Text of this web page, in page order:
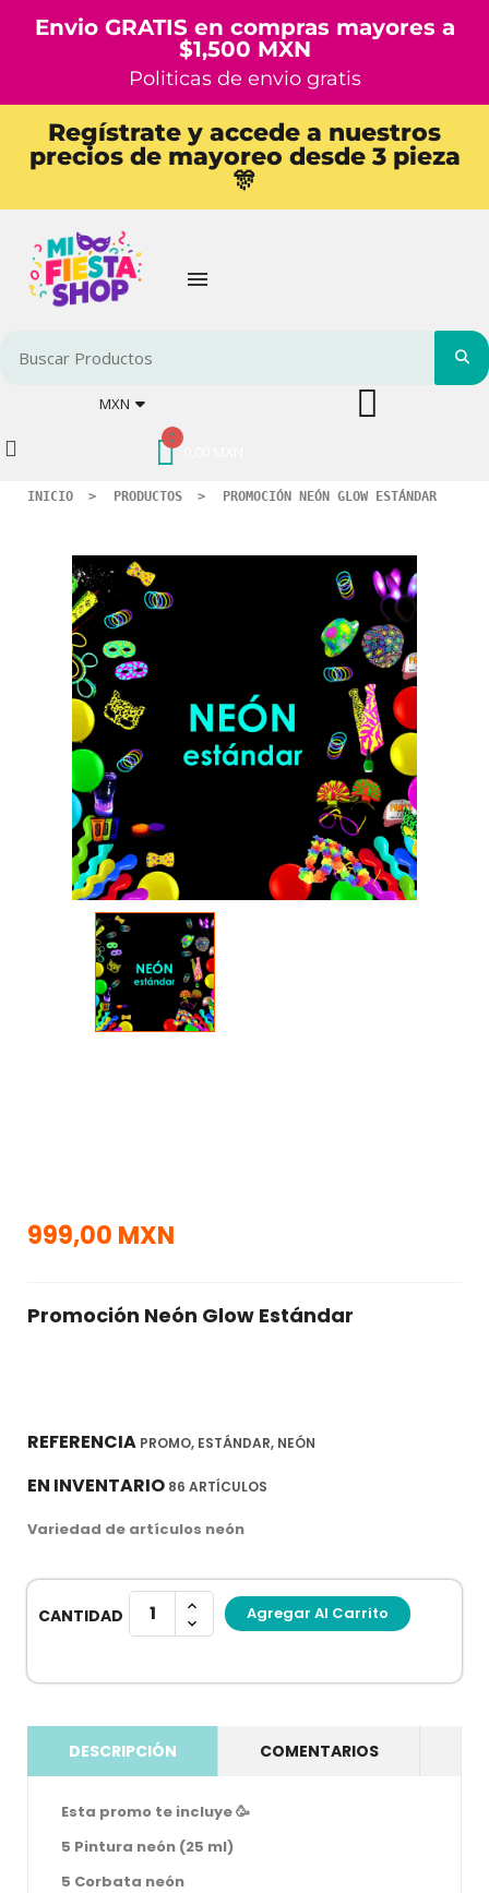
Envio GRATIS en compras mayores a
$1,500 MXN
Politicas de envio gratis
Regístrate y accede a nuestros
precios de mayoreo desde 3 pieza
🎊
MXN
INICIO PRODUCTOS PROMOCIÓN NEÓN GLOW ESTÁNDAR
999,00 MXN
Promoción Neón Glow Estándar
REFERENCIA PROMO, ESTÁNDAR, NEÓN
EN INVENTARIO 86 ARTÍCULOS
Variedad de artículos neón
CANTIDAD Agregar Al Carrito
DESCRIPCIÓN COMENTARIOS
Esta promo te incluye 🥳
5 Pintura neón (25 ml)
5 Corbata neón